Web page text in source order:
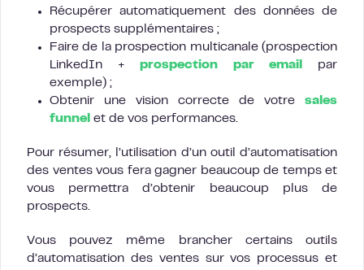
Récupérer automatiquement des données de
prospects supplémentaires ;
Faire de la prospection multicanale (prospection
LinkedIn +prospection par email
par
exemple) ;
Obtenir une vision correcte de votre sales
funnel et de vos performances.
Pour résumer, l’utilisation d’un outil d’automatisation
des ventes vous fera gagner beaucoup de temps et
vous permettra d’obtenir beaucoup plus de
prospects.
Vous pouvez même brancher certains outils
d’automatisation des ventes sur vos processus et